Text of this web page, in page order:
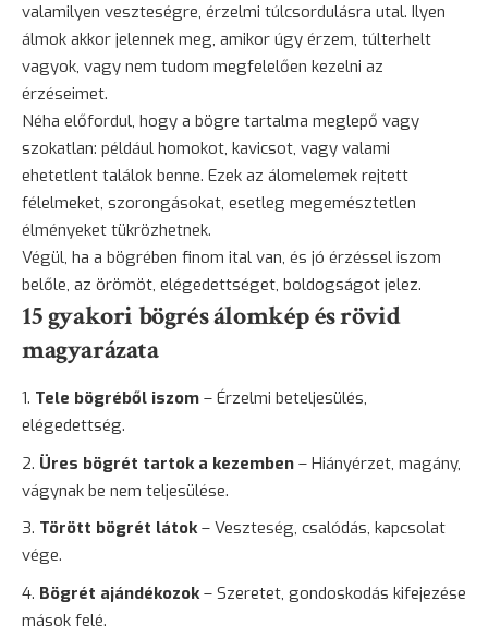
valamilyen veszteségre, érzelmi túlcsordulásra utal. Ilyen
álmok akkor jelennek meg, amikor úgy érzem, túlterhelt
vagyok, vagy nem tudom megfelelően kezelni az
érzéseimet.
Néha előfordul, hogy a bögre tartalma meglepő vagy
szokatlan: például homokot, kavicsot, vagy valami
ehetetlent találok benne. Ezek az álomelemek rejtett
félelmeket, szorongásokat, esetleg megemésztetlen
élményeket tükrözhetnek.
Végül, ha a bögrében finom ital van, és jó érzéssel iszom
belőle, az örömöt, elégedettséget, boldogságot jelez.
15 gyakori bögrés álomkép és rövid
magyarázata
Tele bögréből iszom – Érzelmi beteljesülés,
elégedettség.
Üres bögrét tartok a kezemben – Hiányérzet, magány,
vágynak be nem teljesülése.
Törött bögrét látok– Veszteség, csalódás, kapcsolat
vége.
Bögrét ajándékozok– Szeretet, gondoskodás kifejezése
mások felé.